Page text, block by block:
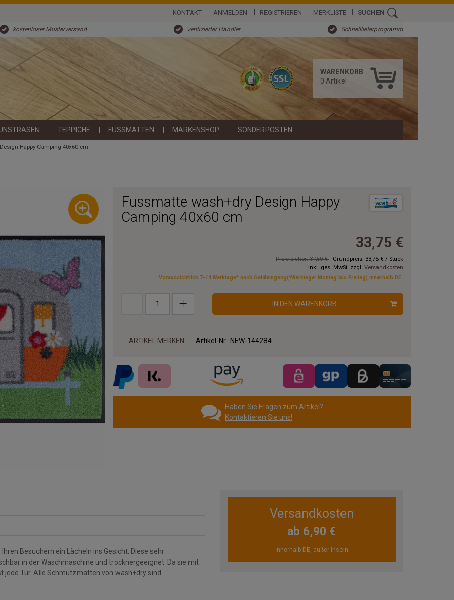
KONTAKT ANMELDEN REGISTRIEREN MERKLISTE SUCHEN
kostenloser Musterversand verifizierter Händler Schnelllieferprogramm
WARENKORB
0 Artikel
TEPPICHE FUSSMATTEN MARKENSHOP SONDERPOSTEN
Happy Camping 40x60 cm
Fussmatte wash+dry Design Happy
Camping 40x60 cm
33,75 €
Preis bisher: 37,50 € Grundpreis: 33,75 € / Stück
inkl. ges. MwSt. zzgl. Versandkosten
Voraussichtlich 7-14 Werktage* nach Geldeingang(*Werktage: Montag bis Freitag) innerhalb DE
IN DEN WARENKORB
ARTIKEL MERKEN Artikel-Nr.: NEW-144284
Haben Sie Fragen zum Artikel?
Kontaktieren Sie uns!
Besuchern ein Lächeln ins Gesicht. Diese sehr
in der Waschmaschine und trocknergeeignet. Da sie mit
Tür. Alle Schmutzmatten von wash+dry sind
Versandkosten
ab 6,90 €
innerhalb DE, außer Inseln